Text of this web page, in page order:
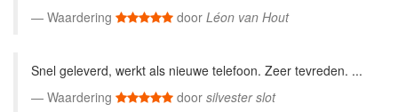
Waardering
door Léon van Hout
Snel geleverd, werkt als nieuwe telefoon. Zeer tevreden. ...
Waardering
door silvester slot